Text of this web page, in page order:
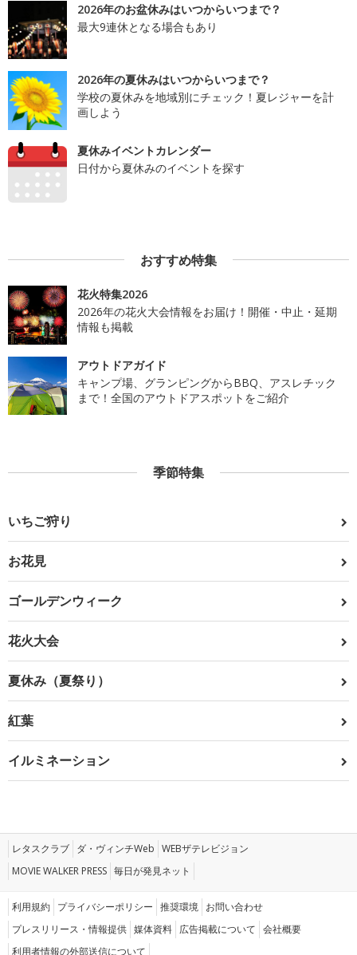
2026年のお盆休みはいつからいつまで？
最大9連休となる場合もあり
2026年の夏休みはいつからいつまで？
学校の夏休みを地域別にチェック！夏レジャーを計
画しよう
夏休みイベントカレンダー
日付から夏休みのイベントを探す
おすすめ特集
花火特集2026
2026年の花火大会情報をお届け！開催・中止・延期
情報も掲載
アウトドアガイド
キャンプ場、グランピングからBBQ、アスレチック
まで！全国のアウトドアスポットをご紹介
季節特集
いちご狩り
お花見
ゴールデンウィーク
花火大会
夏休み（夏祭り）
紅葉
イルミネーション
レタスクラブ ダ・ヴィンチWeb WEBザテレビジョン
MOVIE WALKER PRESS 毎日が発見ネット
利用規約 プライバシーポリシー 推奨環境 お問い合わせ
プレスリリース・情報提供 媒体資料 広告掲載について 会社概要
利用者情報の外部送信について